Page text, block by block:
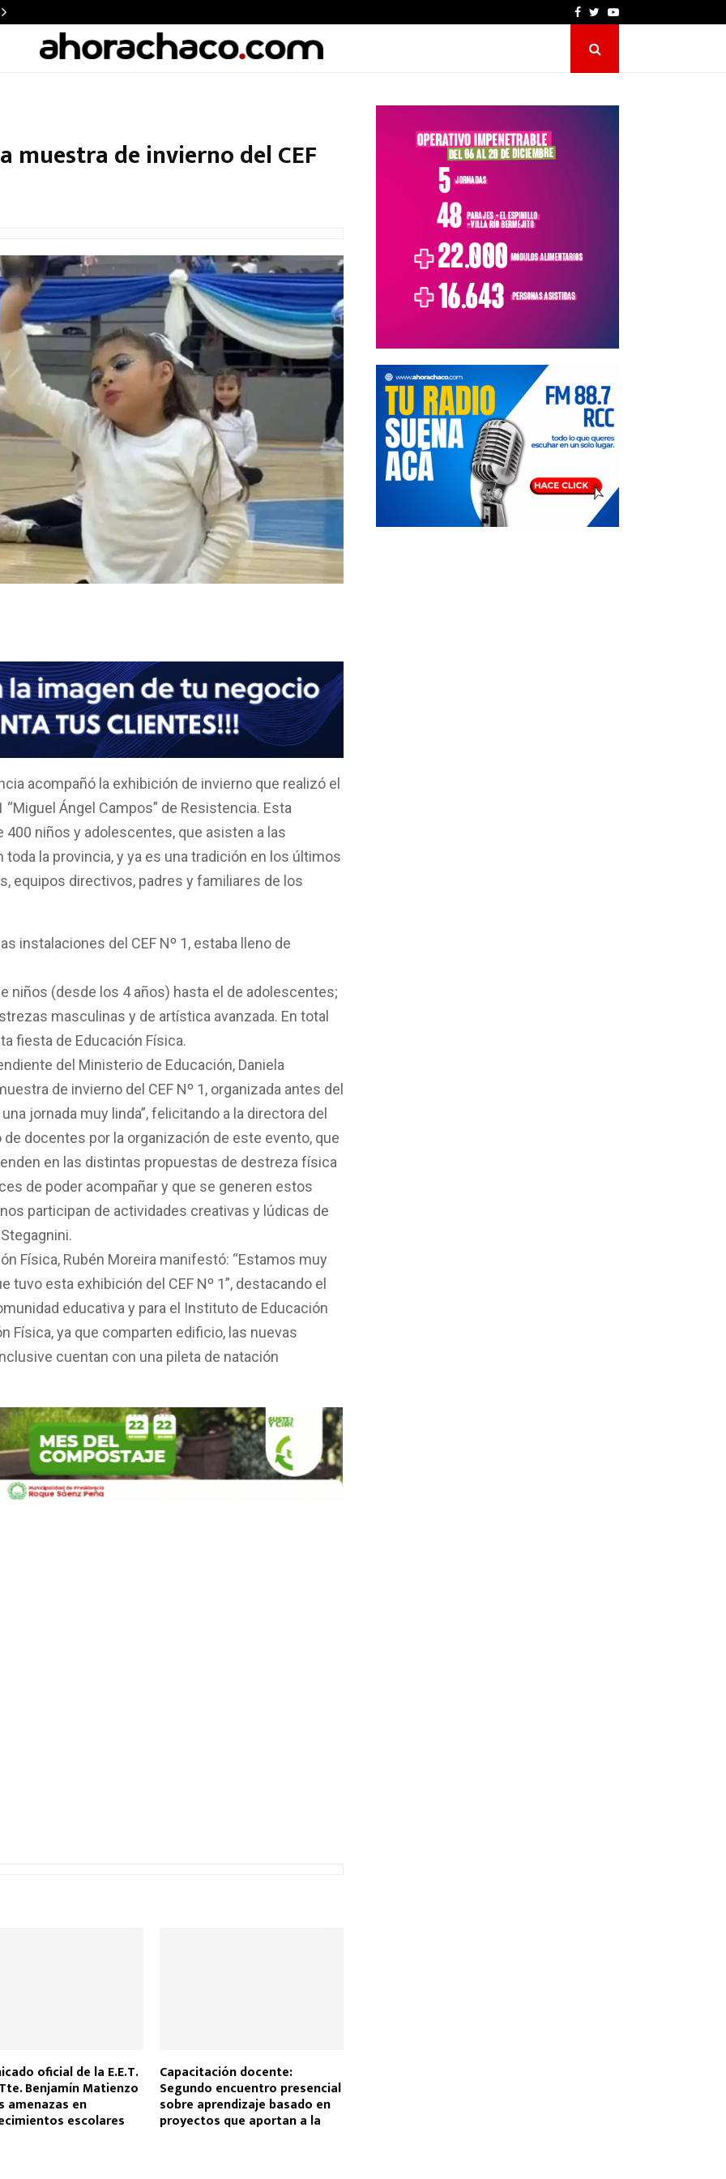
Facebook
TwitterYoutube
muestra de invierno del CEF
acompañó la exhibición de invierno que realizó el
“Miguel Ángel Campos” de Resistencia. Esta
niños y adolescentes, que asisten a las
la provincia, y ya es una tradición en los últimos
equipos directivos, padres y familiares de los
instalaciones del CEF Nº 1, estaba lleno de
niños (desde los 4 años) hasta el de adolescentes;
masculinas y de artística avanzada. En total
fiesta de Educación Física.
del Ministerio de Educación, Daniela
de invierno del CEF Nº 1, organizada antes del
jornada muy linda”, felicitando a la directora del
de docentes por la organización de este evento, que
en las distintas propuestas de destreza física
de poder acompañar y que se generen estos
participan de actividades creativas y lúdicas de
Física, Rubén Moreira manifestó: “Estamos muy
tuvo esta exhibición del CEF Nº 1”, destacando el
educativa y para el Instituto de Educación
Física, ya que comparten edificio, las nuevas
cuentan con una pileta de natación
oficial de la E.E.T.
Benjamín Matienzo
amenazas en
escolares
Capacitación docente:
Segundo encuentro presencial
sobre aprendizaje basado en
proyectos que aportan a la